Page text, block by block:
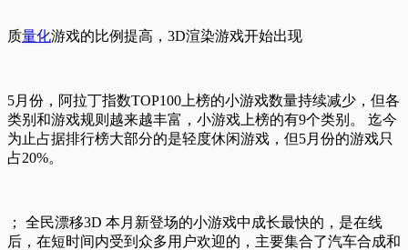
质量化游戏的比例提高，3D渲染游戏开始出现
5月份，阿拉丁指数TOP100上榜的小游戏数量持续减少，但各
类别和游戏规则越来越丰富，小游戏上榜的有9个类别。 迄今
为止占据排行榜大部分的是轻度休闲游戏，但5月份的游戏只
占20%。
； 全民漂移3D 本月新登场的小游戏中成长最快的，是在线
后，在短时间内受到众多用户欢迎的，主要集合了汽车合成和